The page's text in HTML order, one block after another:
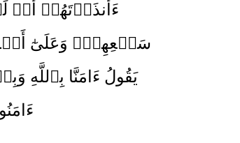
ءَأَنذَرۡتَهُمۡ أَمۡ
سَمۡعِهِمۡ‌ۖ وَعَلَىٰٓ
يَقُولُ ءَامَنَّا بِٱللَّهِ